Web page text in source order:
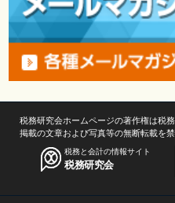
税務研究会ホームページの著作権は税
掲載の文章および写真等の無断転載を禁
税務と会計の情報サイト
税務研究会